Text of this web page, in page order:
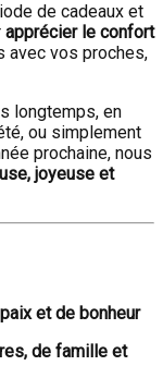
de cadeaux et
apprécier le confort
avec vos proches,
longtemps, en
ou simplement
prochaine, nous
joyeuse et
et de bonheur
de famille et